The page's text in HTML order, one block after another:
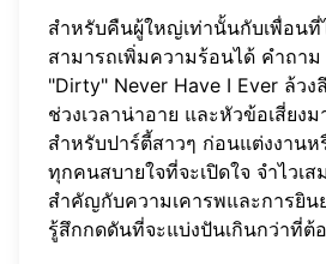
สำหรับคืนผู้ใหญ่เท่านั้นกับเพื่อน
สามารถเพิ่มความร้อนได้ คำถา
"Dirty" Never Have I Ever ล้ว
ช่วงเวลาน่าอาย และหัวข้อเสี่ยง
สำหรับปาร์ตี้สาวๆ ก่อนแต่งงาน
ทุกคนสบายใจที่จะเปิดใจ จำไวเ
สำคัญกับความเคารพและการยิน
รู้สึกกดดันที่จะแบ่งปันเกินกว่าที่ต้